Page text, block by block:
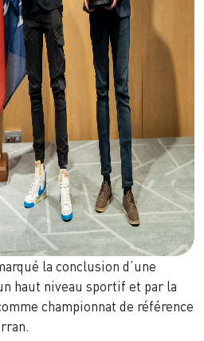
la conclusion d’une
haut niveau sportif et par la
championnat de référence